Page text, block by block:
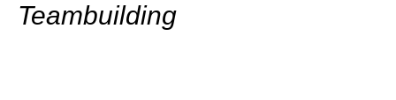
Teambuilding